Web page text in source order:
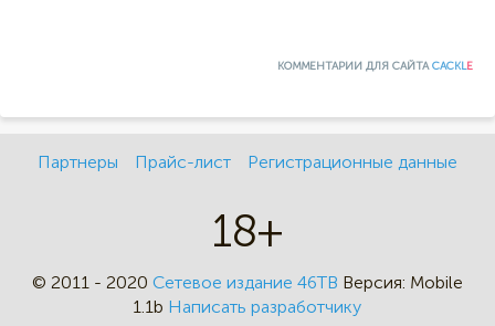
КОММЕНТАРИИ ДЛЯ САЙТАCACKLE
Партнеры Прайс-лист Регистрационные данные
18+
© 2011 - 2020 Сетевое издание 46ТВ Версия: Mobile
1.1b Написать разработчику